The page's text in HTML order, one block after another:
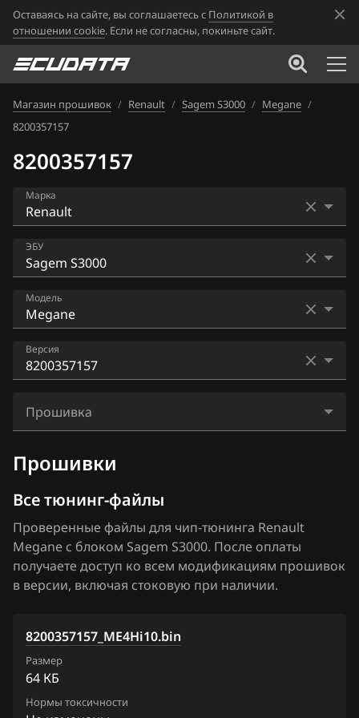
Оставаясь на сайте, вы соглашаетесь с Политикой в
отношении cookie. Если не согласны, покиньте сайт.
Магазин прошивок / Renault / Sagem S3000 / Megane /
8200357157
8200357157
Марка
Acura
Alfa Romeo
ATLAS
BAIC
Bentley
BMW
Brilliance
BYD
Cadillac
Changan
Chery
ЭБУ
Bosch EDC16CP33
Bosch EDC17C11
Bosch EDC17C42
Bosch MD1CS006
Sagem S3000
Siemens EMS 3110
Siemens EMS 3125
Siemens EMS 3130
Siemens EMS 3132
Модель
Clio
Kangoo
Laguna
Scenic
Trafic
Версия
8200308736
8200321275
8200338038
8200338082
8200351463
8200357157
8200364101
Прошивка
Прошивки
Все тюнинг-файлы
Проверенные файлы для чип-тюнинга Renault
Megane с блоком Sagem S3000. После оплаты
получаете доступ ко всем модификациям прошивок
в версии, включая стоковую при наличии.
8200357157_ME4Hi10.bin
Размер
64 КБ
Нормы токсичности